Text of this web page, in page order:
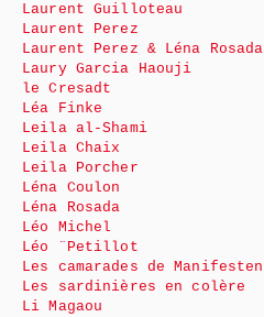
Laurent Guilloteau
Laurent Perez
Laurent Perez & Léna Rosada
Laury Garcia Haouji
le Cresadt
Léa Finke
Leila al-Shami
Leila Chaix
Leila Porcher
Léna Coulon
Léna Rosada
Léo Michel
Léo ¨Petillot
Les camarades de Manifesten
Les sardinières en colère
Li Magaou